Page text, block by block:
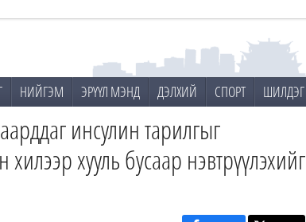
НИЙГЭМ ЭРҮҮЛ МЭНД ДЭЛХИЙ СПОРТ ШИЛДЭГ
инсулин тарилгыг
хууль бусаар нэвтрүүлэхийг